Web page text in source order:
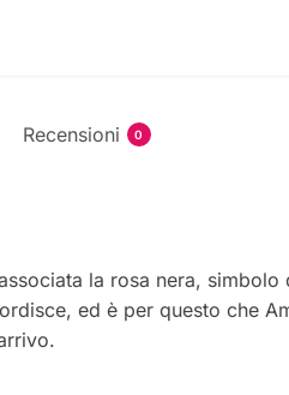
Recensioni 0
la rosa nera, simbolo
ed è per questo che